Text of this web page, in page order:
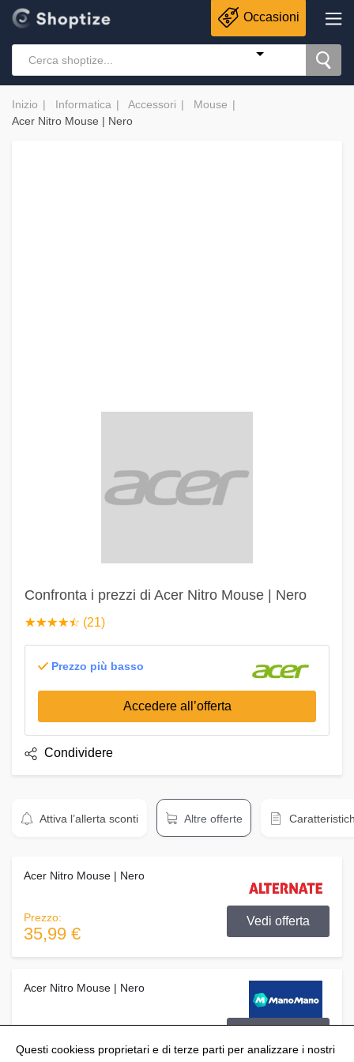
Occasioni
Inizio Informatica Accessori
Mouse
Acer Nitro Mouse | Nero
Confronta i prezzi di Acer Nitro Mouse | Nero
☆☆☆☆☆
★★★★★ (21)
Prezzo più basso
Accedere all’offerta
Condividere
Attiva l’allerta sconti Altre offerte
Acer Nitro Mouse | Nero
Prezzo:
35,99 €
Vedi offerta
Acer Nitro Mouse | Nero
Prezzo:
54,50 €
Questi cookiess proprietari e di terze parti per analizzare i nostri